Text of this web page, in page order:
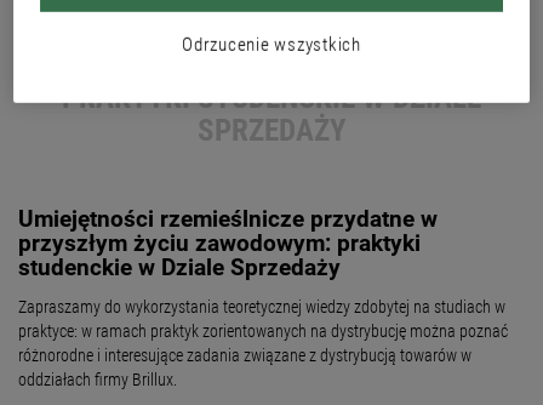
PRAKTYKI STUDENCKIE W DZIALE
SPRZEDAŻY
Umiejętności rzemieślnicze przydatne w
przyszłym życiu zawodowym: praktyki
studenckie w Dziale Sprzedaży
Zapraszamy do wykorzystania teoretycznej wiedzy zdobytej na studiach w
praktyce: w ramach praktyk zorientowanych na dystrybucję można poznać
różnorodne i interesujące zadania związane z dystrybucją towarów w
oddziałach firmy Brillux.
Odrzucenie wszystkich